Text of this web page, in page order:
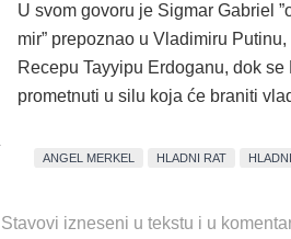
U svom govoru je Sigmar Gabriel
mir” prepoznao u Vladimiru
Recepu Tayyipu Erdoganu, dok se
prometnuti u silu koja će braniti
ANGEL MERKEL HLADNI RAT
Stavovi izneseni u tekstu i u